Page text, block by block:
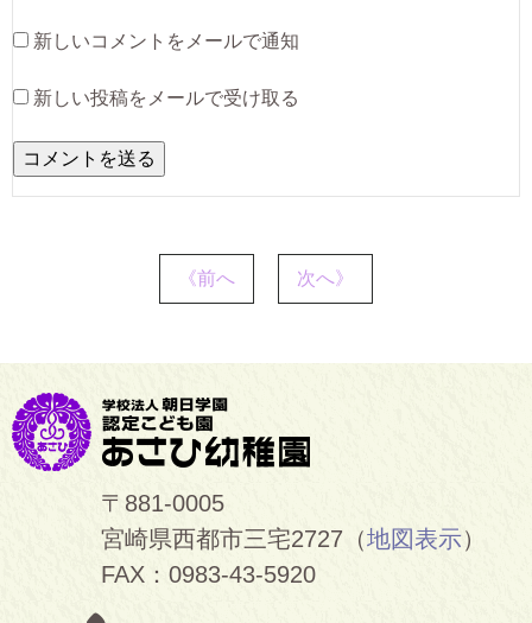
新しいコメントをメールで通知
新しい投稿をメールで受け取る
《前へ 次へ》
〒881-0005
宮崎県西都市三宅2727（地図表示）
FAX：0983-43-5920